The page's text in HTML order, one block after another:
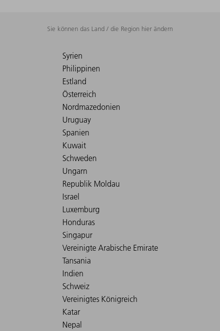
Sie können das Land / die Region hier ändern